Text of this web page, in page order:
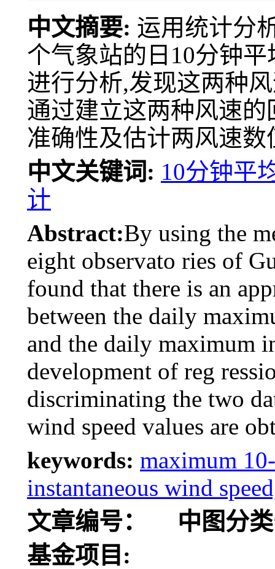
中文摘要: 运用统计分
个气象站的日10分钟
进行分析,发现这两种
通过建立这两种风速
准确性及估计两风速
中文关键词: 10分钟平
计
Abstract:By using the
eight observato ries of
found that there is an
between the daily
and the daily maximum
development of reg
discriminating the two
wind speed values are
keywords: maximum
instantaneous wind
文章编号：
中图分
基金项目: